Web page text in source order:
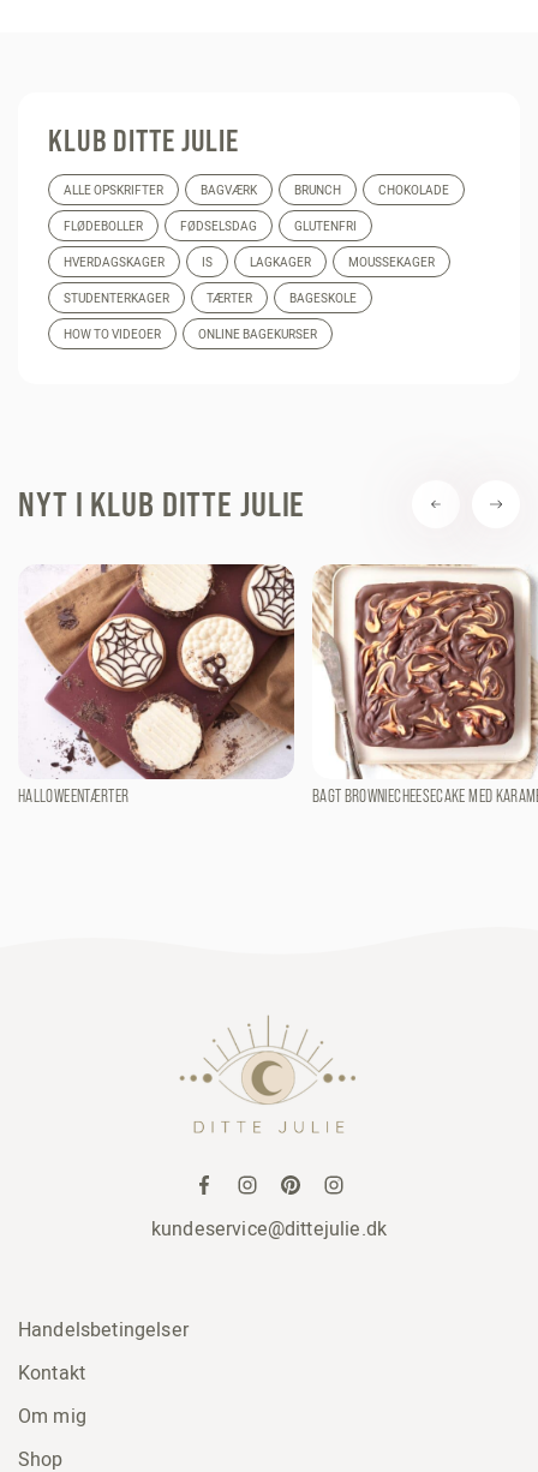
KLUB DITTE JULIE
ALLE OPSKRIFTER BAGVÆRK BRUNCH CHOKOLADE
FLØDEBOLLER FØDSELSDAG GLUTENFRI
HVERDAGSKAGER IS LAGKAGER MOUSSEKAGER
STUDENTERKAGER TÆRTER BAGESKOLE
HOW TO VIDEOER ONLINE BAGEKURSER
NYT I KLUB DITTE JULIE
HALLOWEENTÆRTER BAGT BROWNIECHEESECAKE MED
kundeservice@dittejulie.dk
Handelsbetingelser
Kontakt
Om mig
Shop